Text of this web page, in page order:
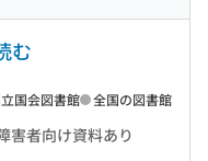
む
害者向け資料あり
国会図書館 全国の図書館